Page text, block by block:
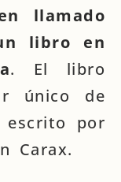
llamado
libro en
. El libro
único de
escrito por
Carax.